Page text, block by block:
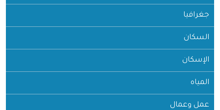
جغرافيا
السكان
الإسكان
المياه
عمل وعمال